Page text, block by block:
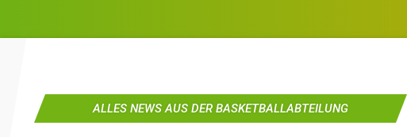
ALLES NEWS AUS DER BASKETBALLABTEILUNG